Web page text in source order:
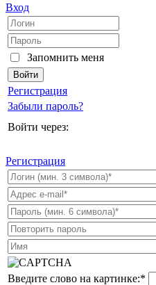
Вход
Запомнить меня
Регистрация
Забыли пароль?
Войти через:
Регистрация
Введите слово на картинке:*